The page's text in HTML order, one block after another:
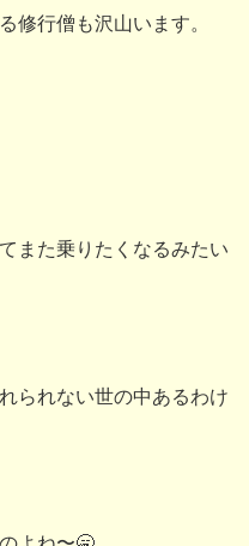
修行僧も沢山います。
また乗りたくなるみたい
られない世の中あるわけ